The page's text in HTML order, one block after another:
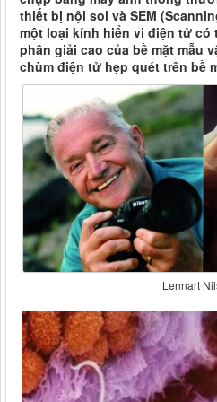
thiết bị nội soi và SEM
một loại kính hiển vi điện tử có
phân giải cao của bề mặt mẫu
chùm điện tử hẹp quét trên bề
Lennart